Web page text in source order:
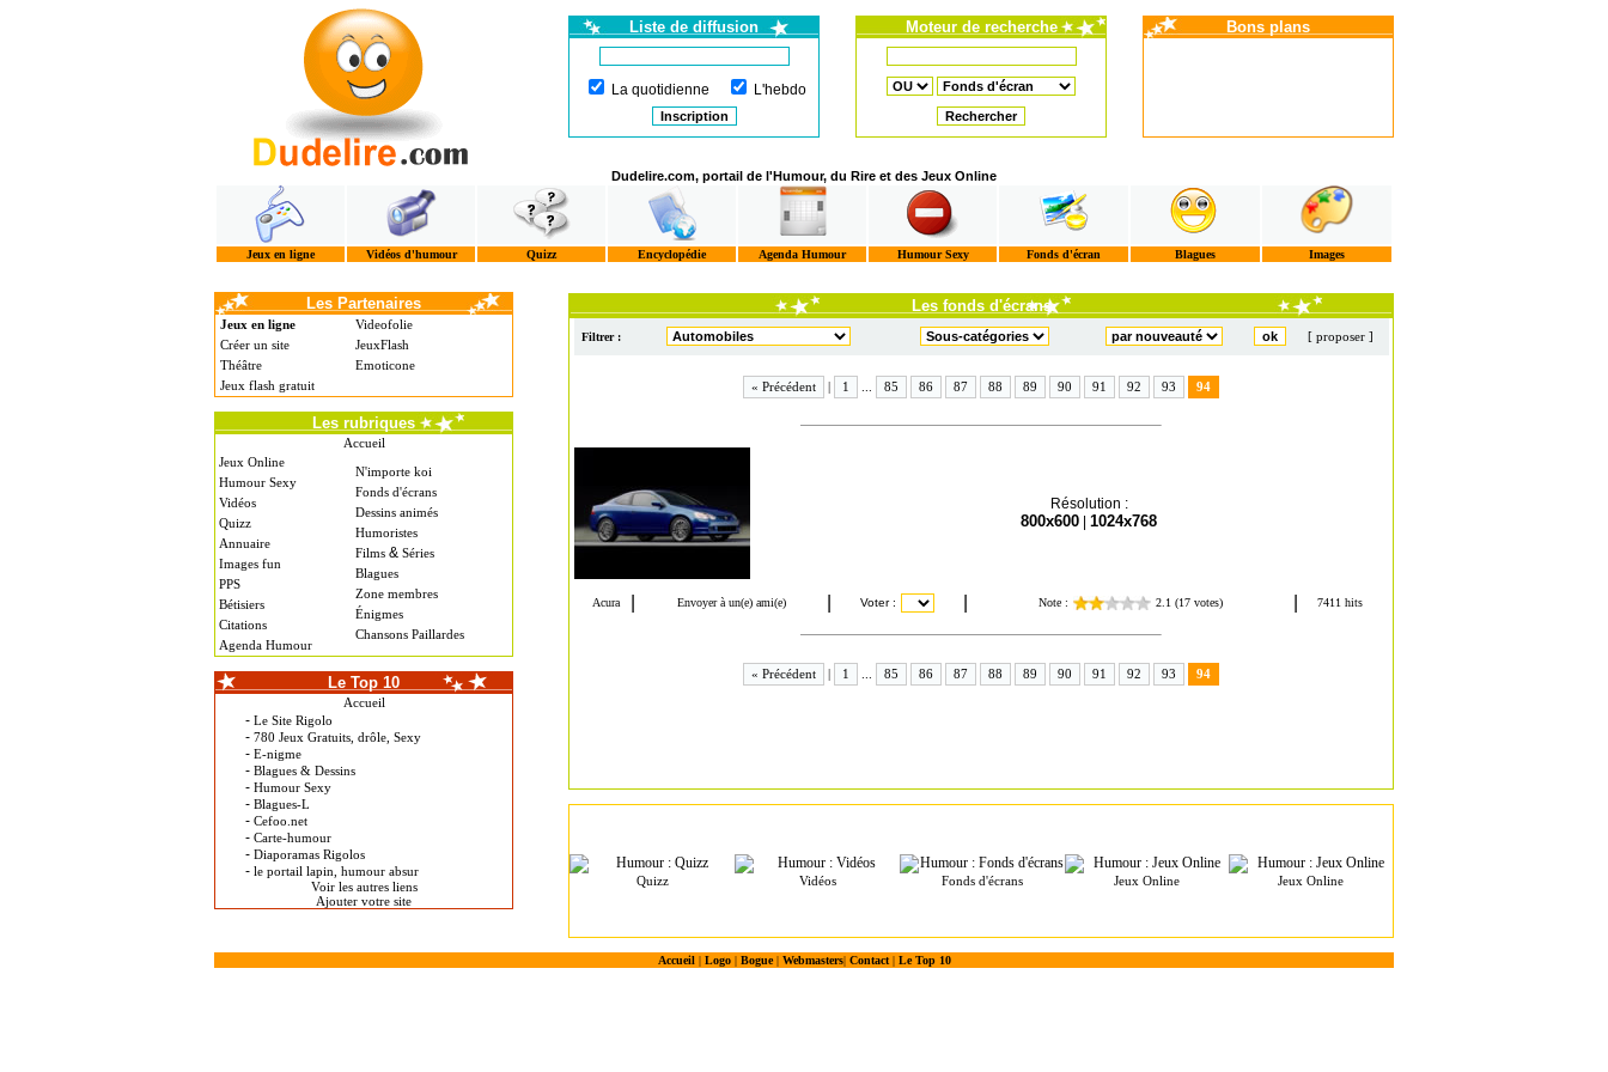
Liste de diffusion
La quotidienne L'hebdo
Moteur de recherche Bons plans
Dudelire.com, portail de l'Humour, du Rire et des Jeux Online
Jeux en ligne Vidéos d'humour Quizz Encyclopédie Agenda Humour Humour Sexy Fonds d'écran Blagues Images
Les Partenaires
Jeux en ligne
Créer un site
Théâtre
Jeux flash gratuit
Videofolie
JeuxFlash
Emoticone
Les rubriques
Accueil
Jeux Online
Humour Sexy
Vidéos
Quizz
Annuaire
Images fun
PPS
Bétisiers
Citations
Agenda Humour
N'importe koi
Fonds d'écrans
Dessins animés
Humoristes
Films & Séries
Blagues
Zone membres
Énigmes
Chansons Paillardes
Le Top 10
Accueil
- Le Site Rigolo
- 780 Jeux Gratuits, drôle, Sexy
- E-nigme
- Blagues & Dessins
- Humour Sexy
- Blagues-L
- Cefoo.net
- Carte-humour
- Diaporamas Rigolos
- le portail lapin, humour absur
Voir les autres liens
Ajouter votre site
Les fonds d'écrans
Filtrer : [ proposer ]
« Précédent | 1 85 86 87 88 89 90 91 92 93 94
Résolution :
800x600 1024x768
« Précédent | 1 85 86 87 88 89 90 91 92 93 94
Quizz Vidéos Fonds d'écrans Jeux Online Jeux Online
Accueil| Logo| Bogue| Webmasters| Contact| Le Top 10